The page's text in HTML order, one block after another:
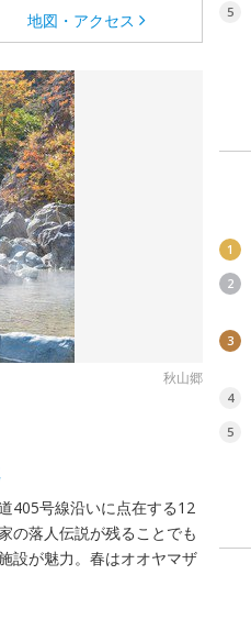
地図・アクセス
秋山郷
405号線沿いに点在する12
の落人伝説が残ることでも
設が魅力。春はオオヤマザ
5
1
2
3
4
5